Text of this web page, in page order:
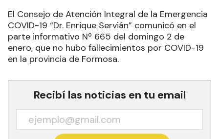
El Consejo de Atención Integral de la Emergencia
COVID-19 “Dr. Enrique Servián” comunicó en el
parte informativo Nº 665 del domingo 2 de
enero, que no hubo fallecimientos por COVID-19
en la provincia de Formosa.
Recibí las noticias en tu email